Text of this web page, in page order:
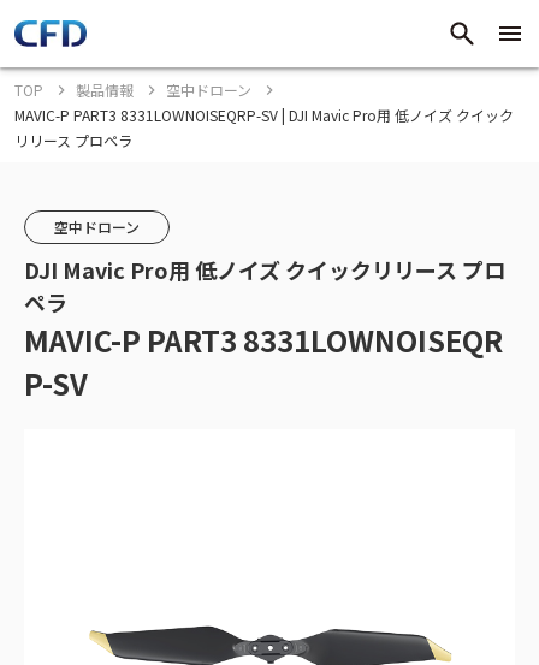
TOP 製品情報
空中ドローン
MAVIC-P PART3 8331LOWNOISEQRP-SV | DJI Mavic Pro用 低ノイズ クイック
リリース プロペラ
空中ドローン
DJI Mavic Pro用 低ノイズ クイックリリース プロ
ペラ
MAVIC-P PART3 8331LOWNOISEQR
P-SV